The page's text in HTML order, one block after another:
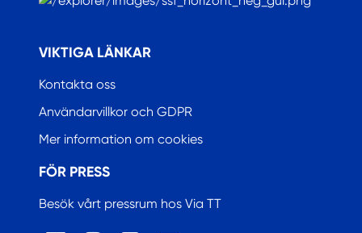
VIKTIGA LÄNKAR
Kontakta oss
Användarvillkor och GDPR
Mer information om cookies
FÖR PRESS
Besök vårt pressrum hos Via TT